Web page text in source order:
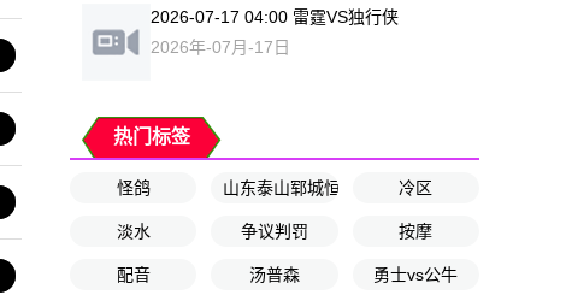
2026-07-17 04:00 雷霆VS独行侠
2026年-07月-17日
热门标签
怪鸽 山东泰山郓城恒基 冷区
淡水 争议判罚 按摩
配音 汤普森 勇士vs公牛